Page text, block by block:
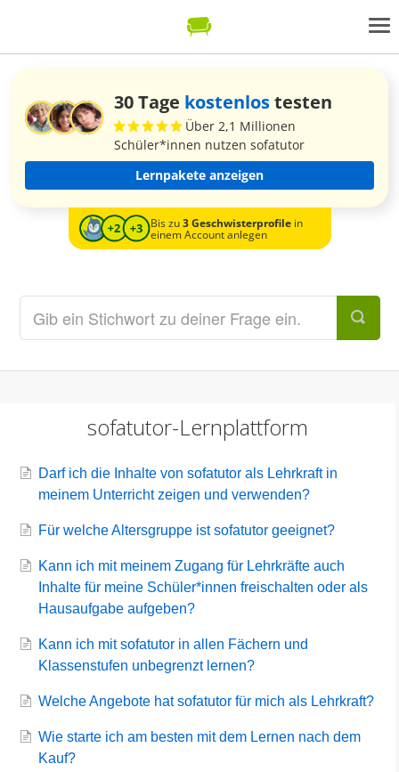
30 Tage kostenlostesten
Über 2,1 Millionen
Schüler*innen nutzen sofatutor
Lernpakete anzeigen
Bis zu3 Geschwisterprofilein
einem Account anlegen